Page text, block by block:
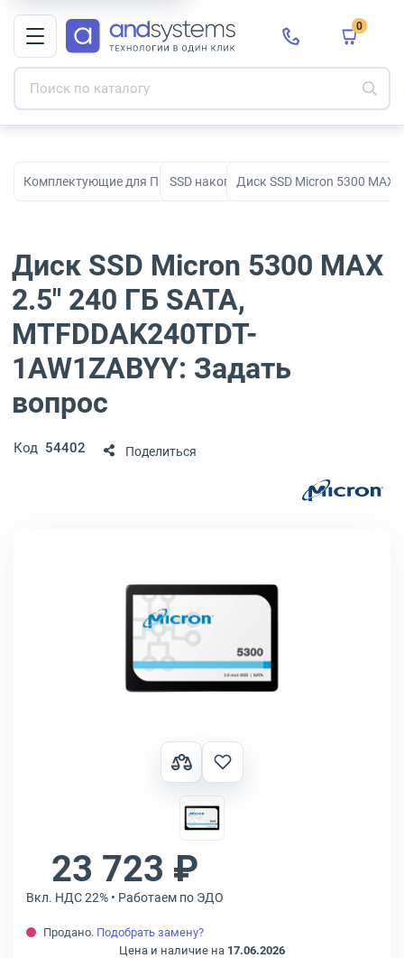
0
Комплектующие для ПК, сборки и модернизации
SSD накопителиДиск SSD Micron 5300 MAX
Диск SSD Micron 5300 MAX
2.5" 240 ГБ SATA,
MTFDDAK240TDT-
1AW1ZABYY: Задать
вопрос
Код 54402 Поделиться
23 723 ₽
Вкл. НДС 22% • Работаем по ЭДО
Продано. Подобрать замену?
Цена и наличие на 17.06.2026